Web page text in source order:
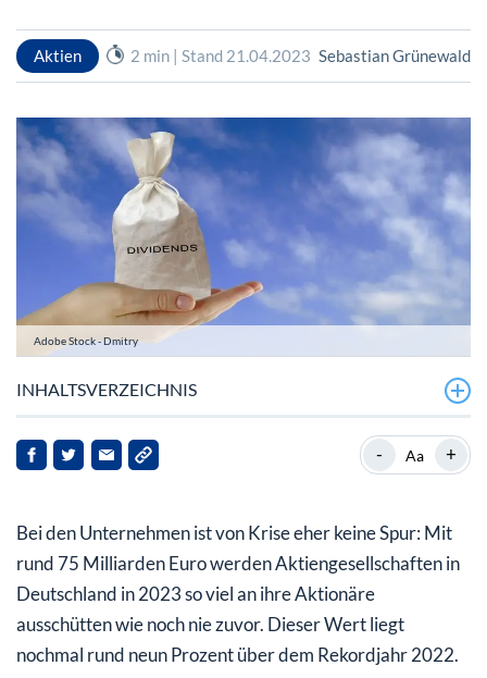
Aktien 2 min | Stand 21.04.2023 Sebastian Grünewald
Adobe Stock - Dmitry
INHALTSVERZEICHNIS
DAX- Konzerne schütten kräftig aus
- Aa +
Bei den Unternehmen ist von Krise eher keine Spur: Mit
rund 75 Milliarden Euro werden Aktiengesellschaften in
Deutschland in 2023 so viel an ihre Aktionäre
ausschütten wie noch nie zuvor. Dieser Wert liegt
nochmal rund neun Prozent über dem Rekordjahr 2022.